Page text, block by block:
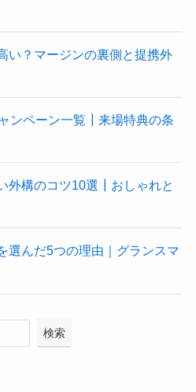
い？マージンの裏側と提携外
ンペーン一覧┃来場特典の条
外構のコツ10選┃おしゃれと
選んだ5つの理由｜グランスマ
検索